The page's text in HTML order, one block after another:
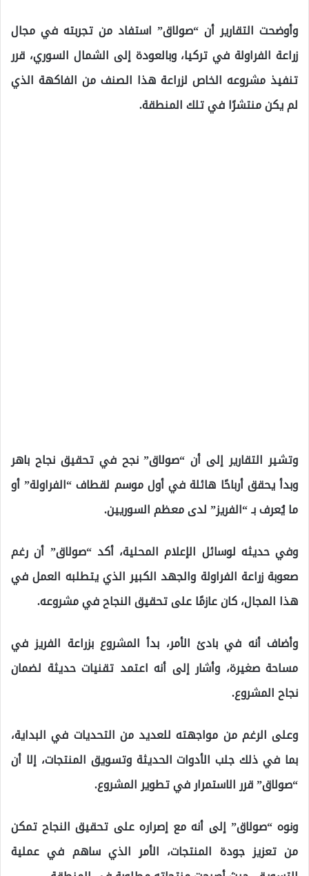
وأوضحت التقارير أن “صولاق” استفاد من تجربته في مجال
زراعة الفراولة في تركيا، وبالعودة إلى الشمال السوري، قرر
تنفيذ مشروعه الخاص لزراعة هذا الصنف من الفاكهة الذي
لم يكن منتشرًا في تلك المنطقة.
وتشير التقارير إلى أن “صولاق” نجح في تحقيق نجاح باهر
وبدأ يحقق أرباحًا هائلة في أول موسم لقطاف “الفراولة” أو
ما يُعرف بـ “الفريز” لدى معظم السوريين.
وفي حديثه لوسائل الإعلام المحلية، أكد “صولاق” أن رغم
صعوبة زراعة الفراولة والجهد الكبير الذي يتطلبه العمل في
هذا المجال، كان عازمًا على تحقيق النجاح في مشروعه.
وأضاف أنه في بادئ الأمر، بدأ المشروع بزراعة الفريز في
مساحة صغيرة، وأشار إلى أنه اعتمد تقنيات حديثة لضمان
نجاح المشروع.
وعلى الرغم من مواجهته للعديد من التحديات في البداية،
بما في ذلك جلب الأدوات الحديثة وتسويق المنتجات، إلا أن
“صولاق” قرر الاستمرار في تطوير المشروع.
ونوه “صولاق” إلى أنه مع إصراره على تحقيق النجاح تمكن
من تعزيز جودة المنتجات، الأمر الذي ساهم في عملية